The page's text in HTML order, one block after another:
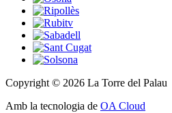
Copyright © 2026 La Torre del Palau
Amb la tecnologia de OA Cloud